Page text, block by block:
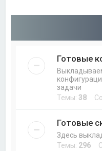
Готовые
задачи
Темы: 38
Готовые
Здесь
Темы: 296